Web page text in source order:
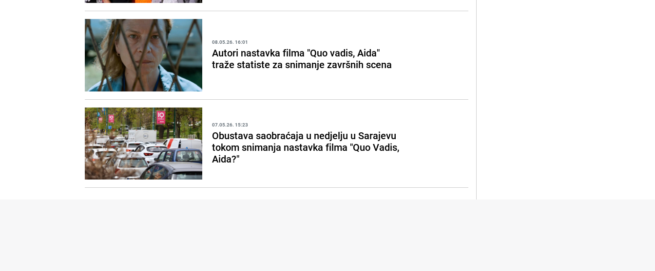
08.05.26. 16:01
Autori nastavka filma "Quo vadis, Aida"
traže statiste za snimanje završnih scena
07.05.26. 15:23
Obustava saobraćaja u nedjelju u Sarajevu
tokom snimanja nastavka filma "Quo Vadis,
Aida?"